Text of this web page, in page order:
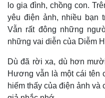
lo gia đình, chồng con.
yêu điện ảnh, nhiều bạn
Vẫn rất đông những
những vai diễn của Diễm
Dù đã rời xa, dù hơn
Hương vẫn là một cái tên
hiếm thấy của điện ảnh